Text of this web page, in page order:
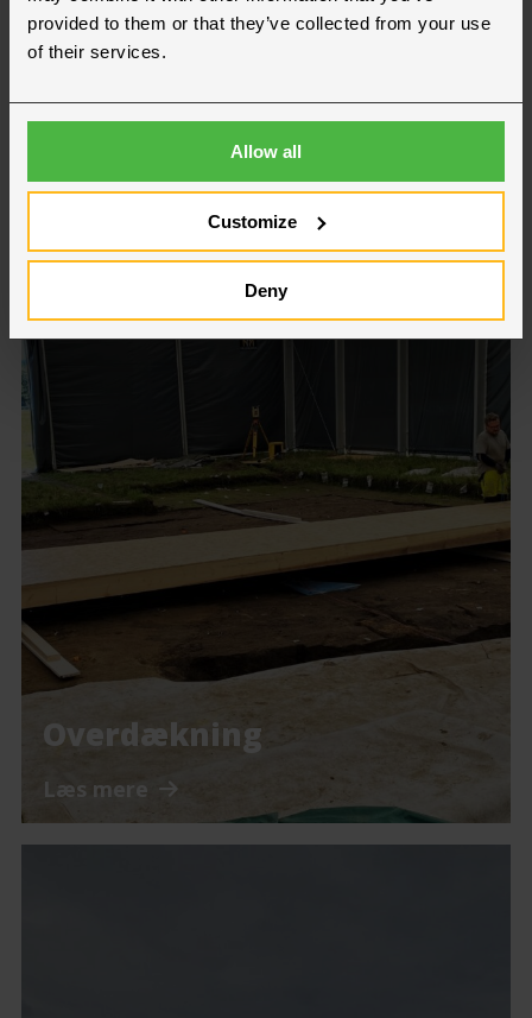
provided to them or that they’ve collected from your use
of their services.
Allow all
Customize
Deny
Brugte telthaller
Læs mere
Overdækning
Læs mere